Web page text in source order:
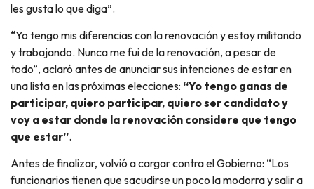
les gusta lo que diga”.
“Yo tengo mis diferencias con la renovación y estoy militando
y trabajando. Nunca me fui de la renovación, a pesar de
todo”, aclaró antes de anunciar sus intenciones de estar en
una lista en las próximas elecciones: “Yo tengo ganas de
participar, quiero participar, quiero ser candidato y
voy a estar donde la renovación considere que tengo
que estar”.
Antes de finalizar, volvió a cargar contra el Gobierno: “Los
funcionarios tienen que sacudirse un poco la modorra y salir a